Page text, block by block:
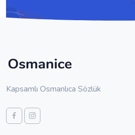
Kapsamlı Osmanlıca Sözlük